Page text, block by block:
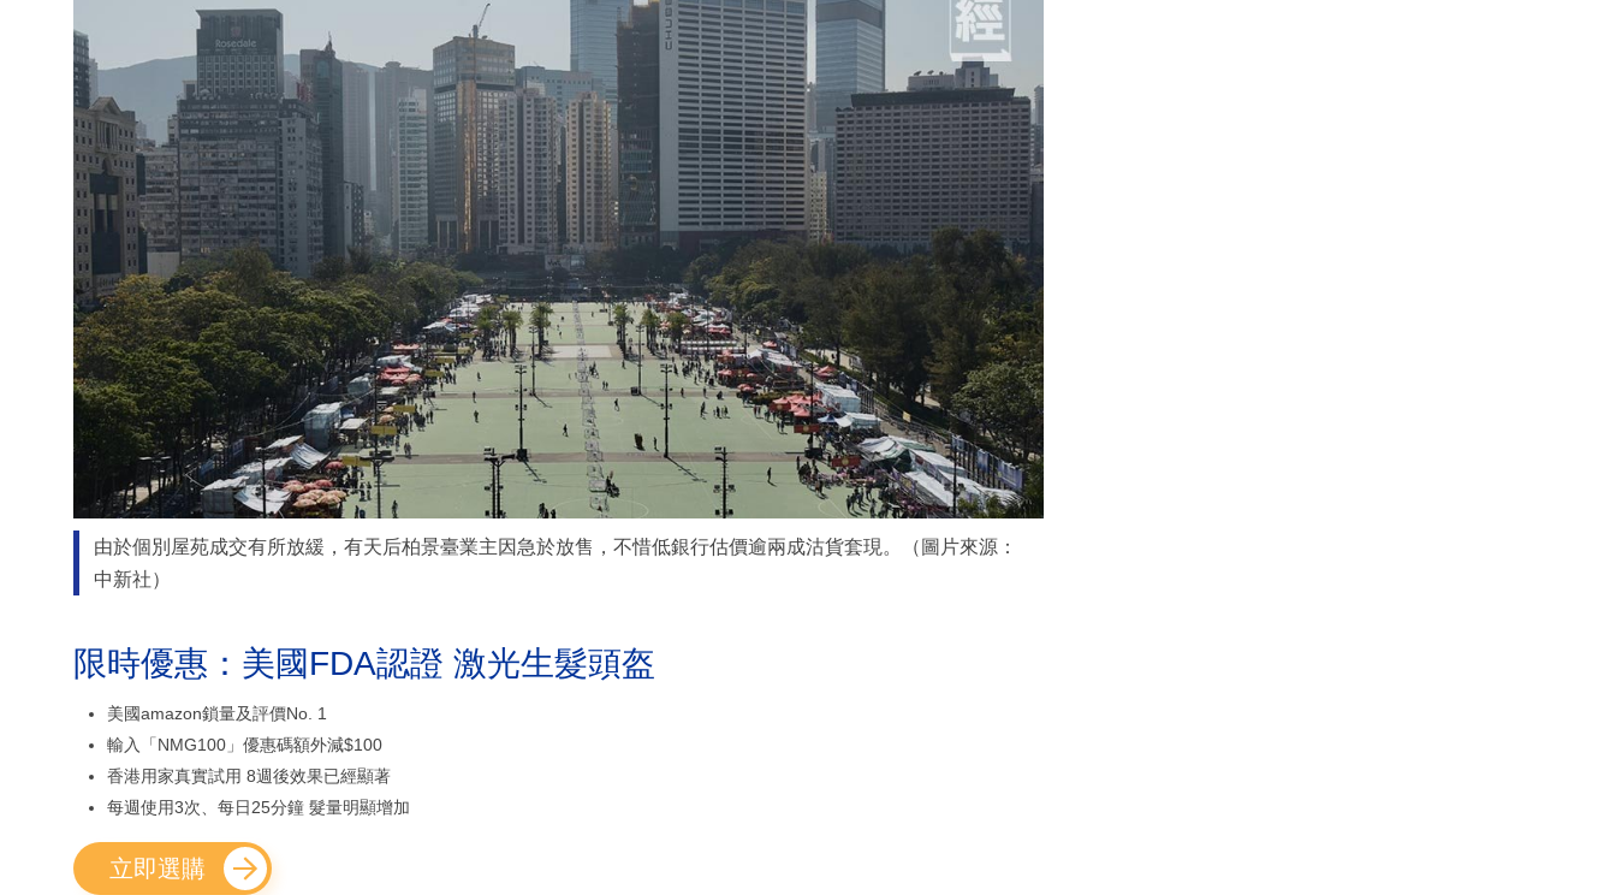
由於個別屋苑成交有所放緩，有天后柏景臺業主因急於放售，不惜低銀行估價逾兩成沽貨套現。（圖片來源：
中新社）
限時優惠：美國FDA認證 激光生髮頭盔
美國amazon鎖量及評價No. 1
輸入「NMG100」優惠碼額外減$100
香港用家真實試用 8週後效果已經顯著
每週使用3次、每日25分鐘 髮量明顯增加
立即選購